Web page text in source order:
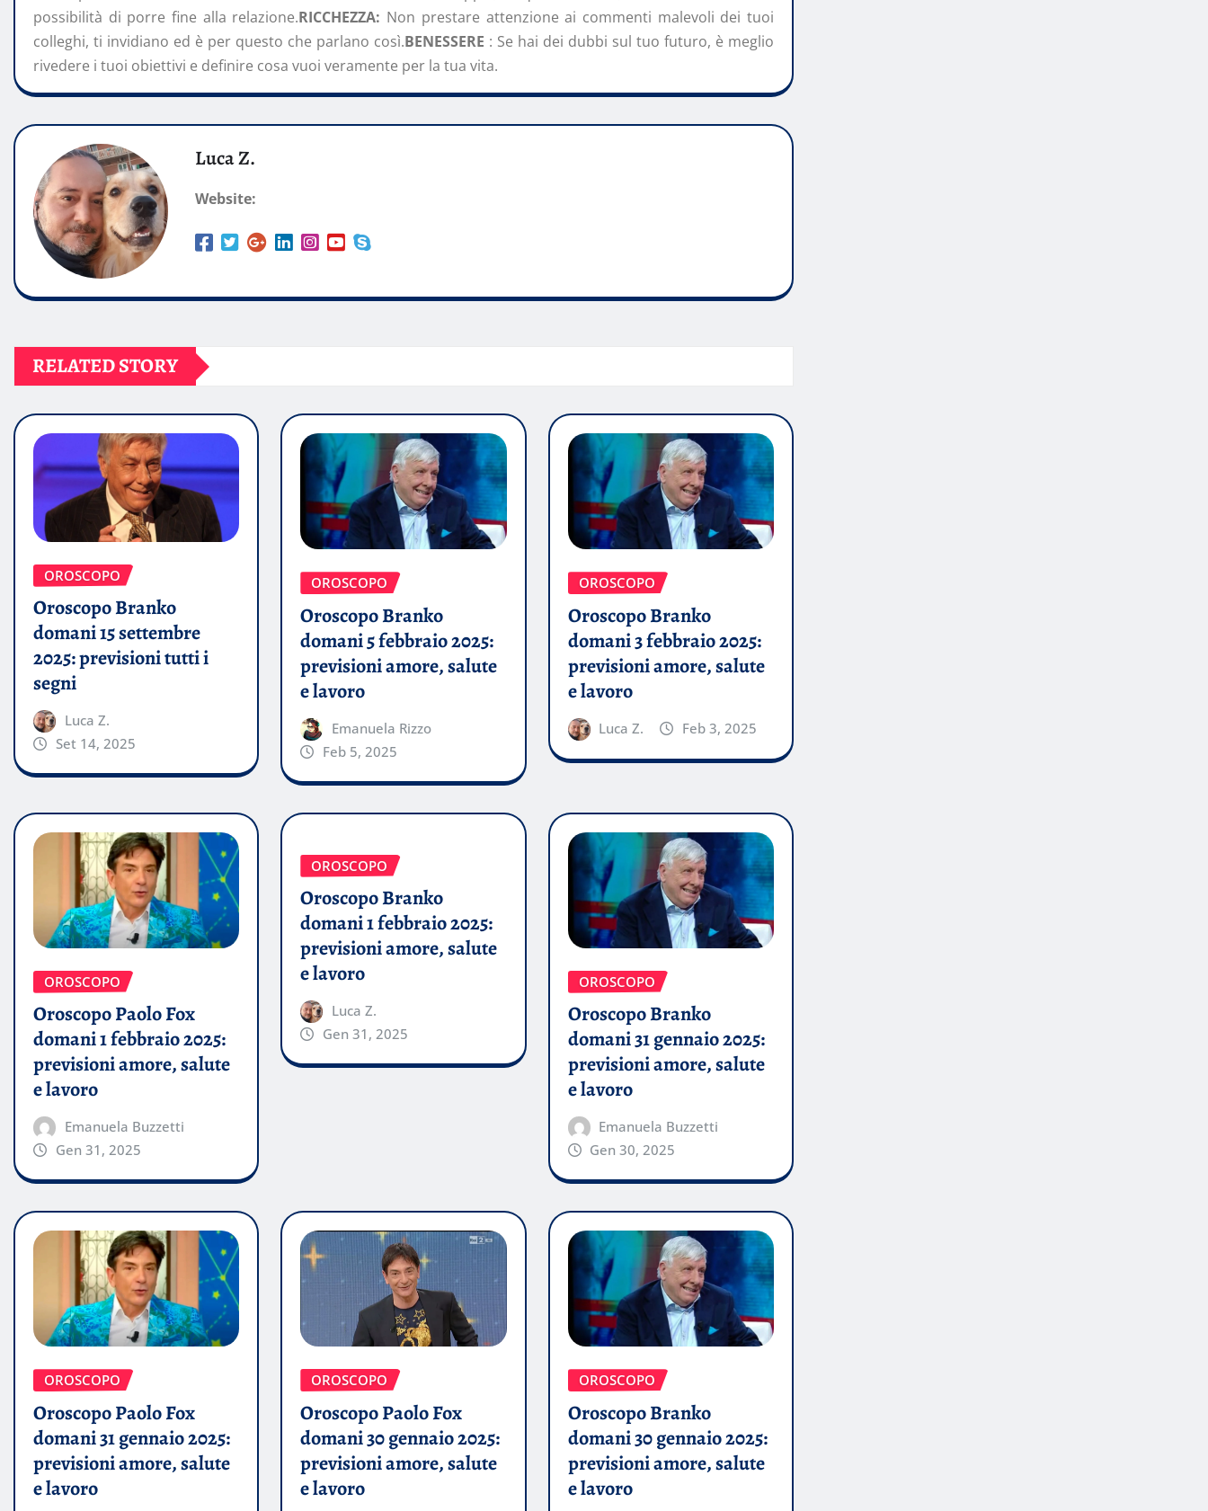
possibilità di porre fine alla relazione.RICCHEZZA: Non prestare attenzione ai commenti malevoli dei tuoi
colleghi, ti invidiano ed è per questo che parlano così.BENESSERE : Se hai dei dubbi sul tuo futuro, è meglio
rivedere i tuoi obiettivi e definire cosa vuoi veramente per la tua vita.
Luca Z.
Website:
RELATED STORY
OROSCOPO
Oroscopo Branko
domani 15 settembre
2025: previsioni tutti i
segni
Luca Z.
Set 14, 2025
OROSCOPO
Oroscopo Branko
domani 5 febbraio 2025:
previsioni amore, salute
e lavoro
Emanuela Rizzo
Feb 5, 2025
OROSCOPO
Oroscopo Branko
domani 3 febbraio 2025:
previsioni amore, salute
e lavoro
Luca Z. Feb 3, 2025
OROSCOPO
Oroscopo Paolo Fox
domani 1 febbraio 2025:
previsioni amore, salute
e lavoro
Emanuela Buzzetti
Gen 31, 2025
OROSCOPO
Oroscopo Branko
domani 1 febbraio 2025:
previsioni amore, salute
e lavoro
Luca Z.
Gen 31, 2025
OROSCOPO
Oroscopo Branko
domani 31 gennaio 2025:
previsioni amore, salute
e lavoro
Emanuela Buzzetti
Gen 30, 2025
OROSCOPO
Oroscopo Paolo Fox
domani 31 gennaio 2025:
previsioni amore, salute
e lavoro
OROSCOPO
Oroscopo Paolo Fox
domani 30 gennaio 2025:
previsioni amore, salute
e lavoro
OROSCOPO
Oroscopo Branko
domani 30 gennaio 2025:
previsioni amore, salute
e lavoro